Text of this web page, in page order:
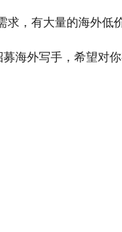
，有大量的海外低
海外写手，希望对你